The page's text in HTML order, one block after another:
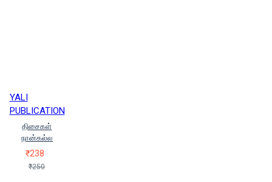
YALI
PUBLICATION
திசைகள்
நான்கல்ல
₹238
₹250